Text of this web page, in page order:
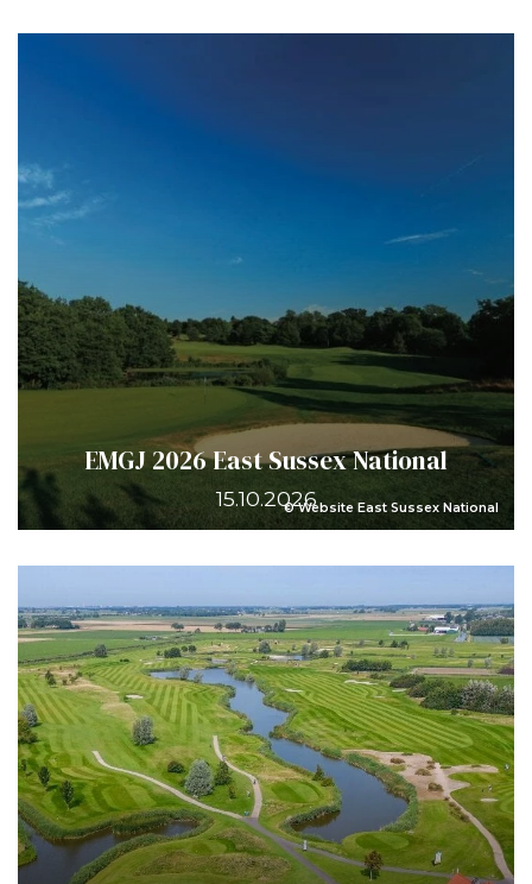
© Website East Sussex National
EMGJ 2026 East Sussex National
15.10.2026